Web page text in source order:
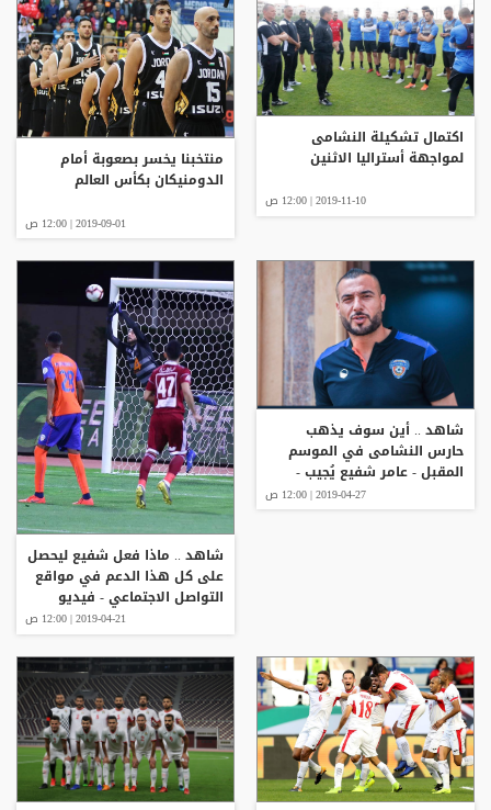
اكتمال تشكيلة النشامى
لمواجهة أستراليا الاثنين
2019-11-10 | 12:00 ص
منتخبنا يخسر بصعوبة أمام
الدومنيكان بكأس العالم
2019-09-01 | 12:00 ص
شاهد .. أين سوف يذهب
حارس النشامى في الموسم
المقبل - عامر شفيع يُجيب -
2019-04-27 | 12:00 ص
شاهد .. ماذا فعل شفيع ليحصل
على كل هذا الدعم في مواقع
التواصل الاجتماعي - فيديو
2019-04-21 | 12:00 ص